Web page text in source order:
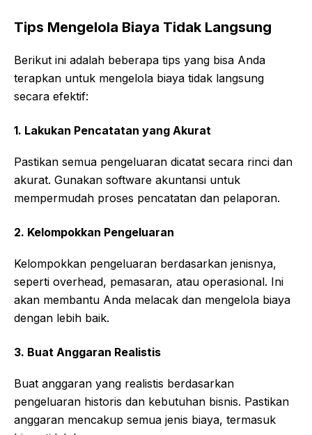
Tips Mengelola Biaya Tidak Langsung
Berikut ini adalah beberapa tips yang bisa Anda
terapkan untuk mengelola biaya tidak langsung
secara efektif:
1. Lakukan Pencatatan yang Akurat
Pastikan semua pengeluaran dicatat secara rinci dan
akurat. Gunakan software akuntansi untuk
mempermudah proses pencatatan dan pelaporan.
2. Kelompokkan Pengeluaran
Kelompokkan pengeluaran berdasarkan jenisnya,
seperti overhead, pemasaran, atau operasional. Ini
akan membantu Anda melacak dan mengelola biaya
dengan lebih baik.
3. Buat Anggaran Realistis
Buat anggaran yang realistis berdasarkan
pengeluaran historis dan kebutuhan bisnis. Pastikan
anggaran mencakup semua jenis biaya, termasuk